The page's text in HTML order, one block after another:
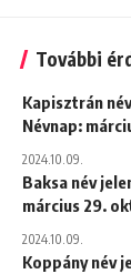
További
Kapisztrán
Névnap:
2024.10.09.
Baksa név
március 29.
2024.10.09.
Koppány név